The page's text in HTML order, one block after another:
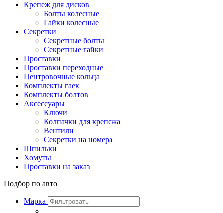
Крепеж для дисков
Болты колесные
Гайки колесные
Секретки
Секретные болты
Секретные гайки
Проставки
Проставки переходные
Центровочные кольца
Комплекты гаек
Комплекты болтов
Аксессуары
Ключи
Колпачки для крепежа
Вентили
Секретки на номера
Шпильки
Хомуты
Проставки на заказ
Подбор по авто
Марка